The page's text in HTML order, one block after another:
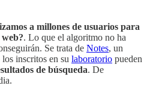
a millones de usuarios para
. Lo que el algoritmo no ha
Se trata de Notes, un
inscritos en su laboratorio pueden
de búsqueda. De